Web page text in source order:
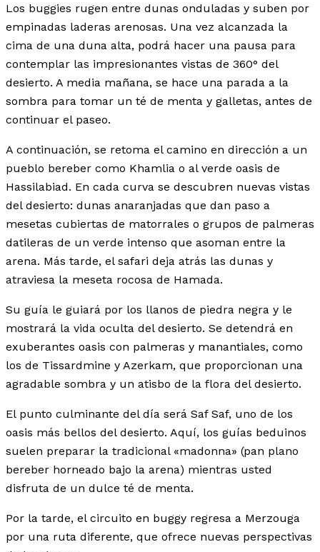
Los buggies rugen entre dunas onduladas y suben por
empinadas laderas arenosas. Una vez alcanzada la
cima de una duna alta, podrá hacer una pausa para
contemplar las impresionantes vistas de 360° del
desierto. A media mañana, se hace una parada a la
sombra para tomar un té de menta y galletas, antes de
continuar el paseo.
A continuación, se retoma el camino en dirección a un
pueblo bereber como Khamlia o al verde oasis de
Hassilabiad. En cada curva se descubren nuevas vistas
del desierto: dunas anaranjadas que dan paso a
mesetas cubiertas de matorrales o grupos de palmeras
datileras de un verde intenso que asoman entre la
arena. Más tarde, el safari deja atrás las dunas y
atraviesa la meseta rocosa de Hamada.
Su guía le guiará por los llanos de piedra negra y le
mostrará la vida oculta del desierto. Se detendrá en
exuberantes oasis con palmeras y manantiales, como
los de Tissardmine y Azerkam, que proporcionan una
agradable sombra y un atisbo de la flora del desierto.
El punto culminante del día será Saf Saf, uno de los
oasis más bellos del desierto. Aquí, los guías beduinos
suelen preparar la tradicional «madonna» (pan plano
bereber horneado bajo la arena) mientras usted
disfruta de un dulce té de menta.
Por la tarde, el circuito en buggy regresa a Merzouga
por una ruta diferente, que ofrece nuevas perspectivas